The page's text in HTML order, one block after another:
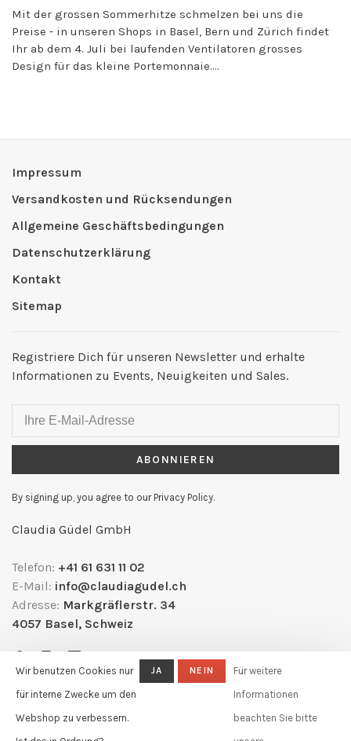
Mit der grossen Sommerhitze schmelzen bei uns die
Preise - in unseren Shops in Basel, Bern und Zürich findet
Ihr ab dem 4. Juli bei laufenden Ventilatoren grosses
Design für das kleine Portemonnaie....
Impressum
Versandkosten und Rücksendungen
Allgemeine Geschäftsbedingungen
Datenschutzerklärung
Kontakt
Sitemap
Registriere Dich für unseren Newsletter und erhalte
Informationen zu Events, Neuigkeiten und Sales.
ABONNIEREN
By signing up, you agree to our Privacy Policy.
Claudia Güdel GmbH
Telefon: +41 61 631 11 02
E-Mail: info@claudiagudel.ch
Adresse: Markgräflerstr. 34
4057 Basel, Schweiz
Wir benutzen Cookies nur
für interne Zwecke um den
Webshop zu verbessern.
JA NEIN
Für weitere
Informationen
beachten Sie bitte